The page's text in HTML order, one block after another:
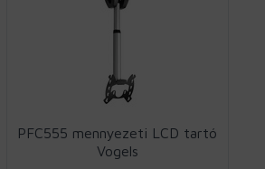
PFC555 mennyezeti LCD tartó
Vogels